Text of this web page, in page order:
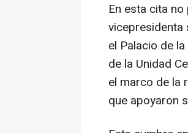
En esta cita
vicepresidenta
el Palacio de
de la Unidad
el marco de la
que apoyaron